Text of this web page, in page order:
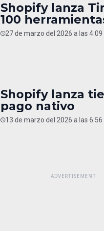
Shopify lanza
100
27 de marzo del 2026 a las
Shopify lanza
pago nativo
13 de marzo del 2026 a las